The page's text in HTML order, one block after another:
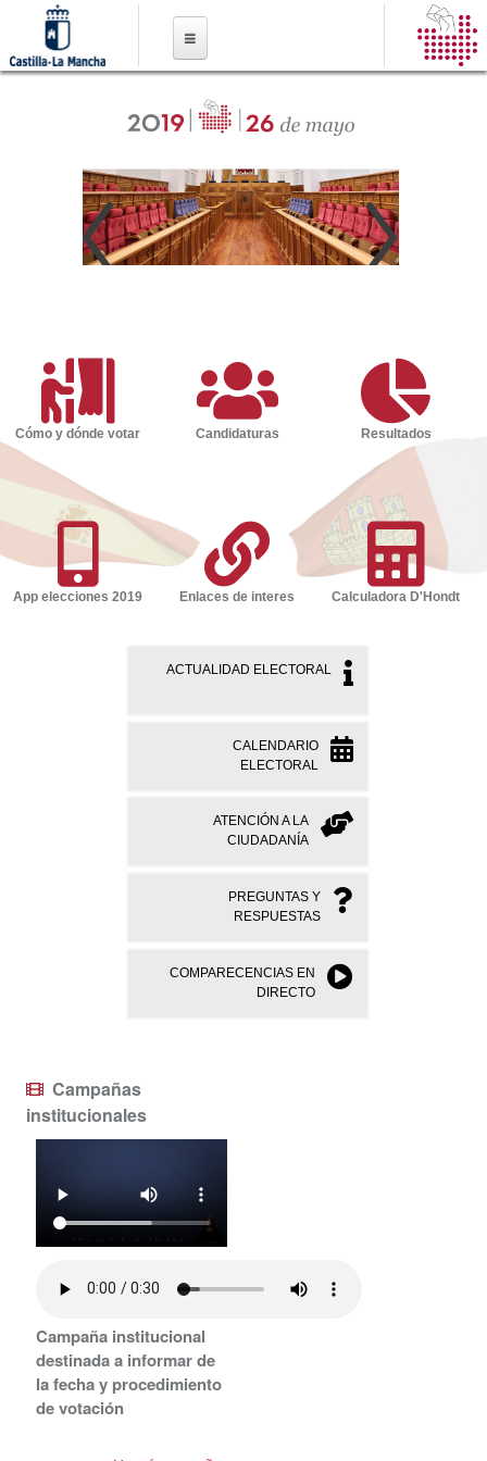
contenido
Cómo y dónde votar Candidaturas Resultados
App elecciones 2019 Enlaces de interes Calculadora D'Hondt
ACTUALIDAD ELECTORAL
CALENDARIO
ELECTORAL
ATENCIÓN A LA
CIUDADANÍA
PREGUNTAS Y
RESPUESTAS
COMPARECENCIAS EN
DIRECTO
Campañas
institucionales
Campaña institucional
destinada a informar de
la fecha y procedimiento
de votación